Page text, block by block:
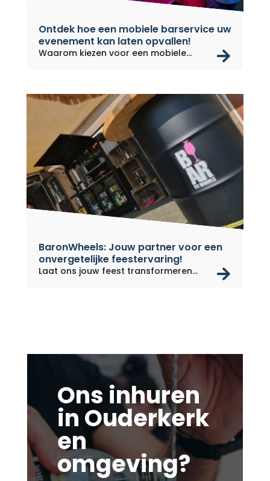
Ontdek hoe een mobiele barservice uw
evenement kan laten opvallen!
Waarom kiezen voor een mobiele...
BaronWheels: Jouw partner voor een
onvergetelijke feestervaring!
Laat ons jouw feest transformeren...
Ons inhuren
in Ouderkerk
en
omgeving?